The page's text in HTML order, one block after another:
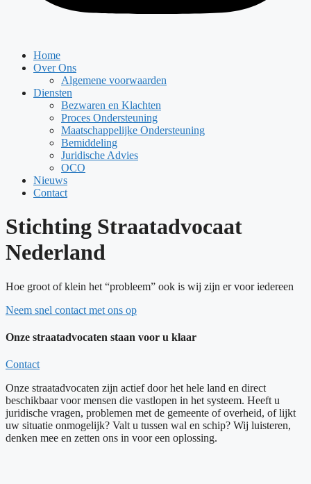
Home
Over Ons
Algemene voorwaarden
Diensten
Bezwaren en Klachten
Proces Ondersteuning
Maatschappelijke Ondersteuning
Bemiddeling
Juridische Advies
OCO
Nieuws
Contact
Stichting Straatadvocaat
Nederland
Hoe groot of klein het “probleem” ook is wij zijn er voor iedereen
Neem snel contact met ons op
Onze straatadvocaten staan voor u klaar
Contact
Onze straatadvocaten zijn actief door het hele land en direct
beschikbaar voor mensen die vastlopen in het systeem. Heeft u
juridische vragen, problemen met de gemeente of overheid, of lijkt
uw situatie onmogelijk? Valt u tussen wal en schip? Wij luisteren,
denken mee en zetten ons in voor een oplossing.